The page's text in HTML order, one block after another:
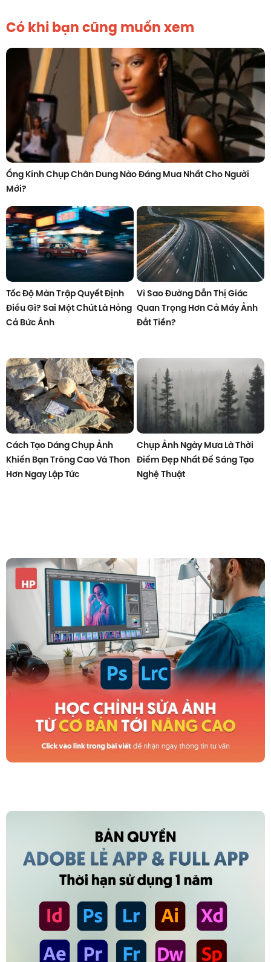
Có khi bạn cũng muốn xem
Ống Kính Chụp Chân Dung Nào Đáng Mua Nhất Cho Người
Mới?
Tốc Độ Màn Trập Quyết Định
Điều Gì? Sai Một Chút Là Hỏng
Cả Bức Ảnh
Vì Sao Đường Dẫn Thị Giác
Quan Trọng Hơn Cả Máy Ảnh
Đắt Tiền?
Cách Tạo Dáng Chụp Ảnh
Khiến Bạn Trông Cao Và Thon
Hơn Ngay Lập Tức
Chụp Ảnh Ngày Mưa Là Thời
Điểm Đẹp Nhất Để Sáng Tạo
Nghệ Thuật